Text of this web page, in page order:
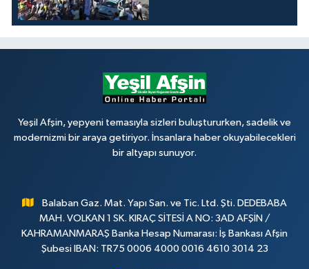
Yeşil Afşin, yepyeni temasıyla sizleri buluştururken, sadelik ve
modernizmi bir araya getiriyor. İnsanlara haber okuyabilecekleri
bir altyapı sunuyor.
Balaban Gaz. Mat. Yapı San. ve Tic. Ltd. Şti. DEDEBABA
MAH. VOLKAN 1 SK. KIRAÇ SİTESİ A NO: 3AD AFŞİN /
KAHRAMANMARAŞ Banka Hesap Numarası: İş Bankası Afşin
Şubesi IBAN: TR75 0006 4000 0016 4610 3014 23